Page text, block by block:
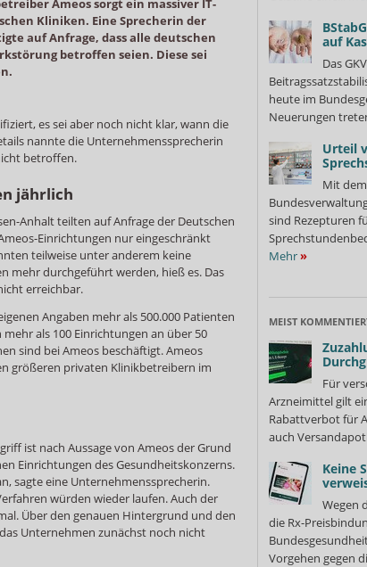
Ameos sorgt ein massiver IT-
Kliniken. Eine Sprecherin der
auf Anfrage, dass alle deutschen
betroffen seien. Diese sei
es sei aber noch nicht klar, wann die
nannte die Unternehmenssprecherin
betroffen.
jährlich
Anhalt teilten auf Anfrage der Deutschen
Einrichtungen nur eingeschränkt
teilweise unter anderem keine
mehr durchgeführt werden, hieß es. Das
erreichbar.
Angaben mehr als 500.000 Patienten
als 100 Einrichtungen an über 50
sind bei Ameos beschäftigt. Ameos
größeren privaten Klinikbetreibern im
ist nach Aussage von Ameos der Grund
Einrichtungen des Gesundheitskonzerns.
sagte eine Unternehmenssprecherin.
würden wieder laufen. Auch der
Über den genauen Hintergrund und den
Unternehmen zunächst noch nicht
auf
Das
heute im
Neuerungen
Urteil
Mit
sind Rezepturen
Mehr»
MEIST
Für
Arzneimittel gilt
Rabattverbot für
auch
Keine
Wegen
die Rx-
Vorgehen gegen